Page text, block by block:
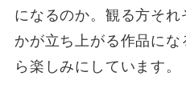
になるのか。観る方そ
かが立ち上がる作品に
ら楽しみにしています。